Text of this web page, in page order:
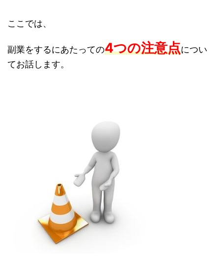
ここでは、
副業をするにあたっての4つの注意点につい
てお話します。